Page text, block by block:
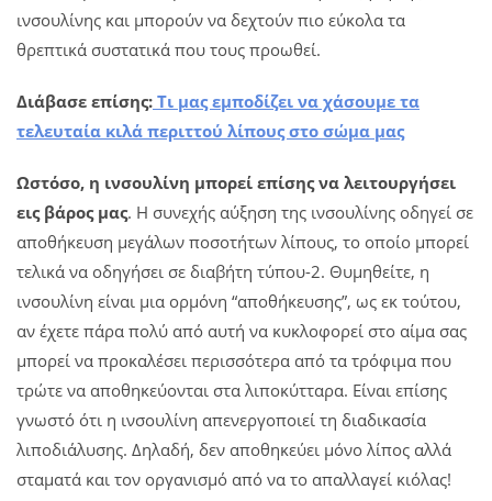
ινσουλίνης και μπορούν να δεχτούν πιο εύκολα τα
θρεπτικά συστατικά που τους προωθεί.
Διάβασε επίσης: Τι μας εμποδίζει να χάσουμε τα
τελευταία κιλά περιττού λίπους στο σώμα μας
Ωστόσο, η ινσουλίνη μπορεί επίσης να λειτουργήσει
εις βάρος μας. Η συνεχής αύξηση της ινσουλίνης οδηγεί σε
αποθήκευση μεγάλων ποσοτήτων λίπους, το οποίο μπορεί
τελικά να οδηγήσει σε διαβήτη τύπου-2. Θυμηθείτε, η
ινσουλίνη είναι μια ορμόνη “αποθήκευσης”, ως εκ τούτου,
αν έχετε πάρα πολύ από αυτή να κυκλοφορεί στο αίμα σας
μπορεί να προκαλέσει περισσότερα από τα τρόφιμα που
τρώτε να αποθηκεύονται στα λιποκύτταρα. Είναι επίσης
γνωστό ότι η ινσουλίνη απενεργοποιεί τη διαδικασία
λιποδιάλυσης. Δηλαδή, δεν αποθηκεύει μόνο λίπος αλλά
σταματά και τον οργανισμό από να το απαλλαγεί κιόλας!